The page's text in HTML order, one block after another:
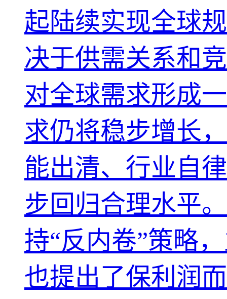
起陆续实现全球
决于供需关系和
对全球需求形成
求仍将稳步增长
能出清、行业自
步回归合理水平
持“反内卷”策略
也提出了保利润